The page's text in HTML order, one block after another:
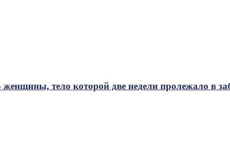
тело которой две недели пролежало в